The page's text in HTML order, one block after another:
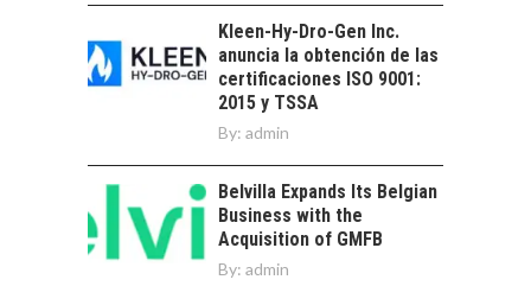
OPORTUNIDADES
PARA EL
DESARROLLO LOCAL
El Desierto de
Atacama: Motor
Desarrollo Turístico…
LA IMPORTANCIA DE
DIVERSIFICAR LAS
EXPORTACIONES
CHILENAS
La diversificación de
las exportaciones
Kleen-Hy-Dro-Gen Inc.
anuncia la obtención de las
certificaciones ISO 9001:
2015 y TSSA
By: admin
Belvilla Expands Its Belgian
Business with the
Acquisition of GMFB
By: admin